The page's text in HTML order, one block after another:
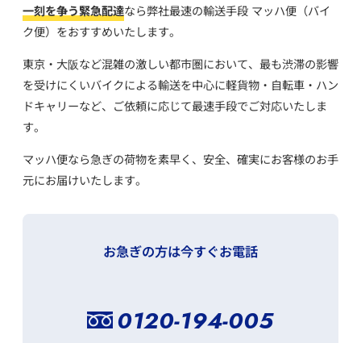
一刻を争う緊急配達なら弊社最速の輸送手段 マッハ便（バイ
ク便）をおすすめいたします。
東京・大阪など混雑の激しい都市圏において、 最も渋滞の影響
を受けにくいバイクによる輸送を中心に軽貨物・自転車・ハン
ドキャリーなど、ご依頼に応じて最速手段でご対応いたしま
す。
マッハ便なら急ぎの荷物を素早く、安全、確実にお客様のお手
元にお届けいたします。
お急ぎの方は今すぐお電話
0120-194-005